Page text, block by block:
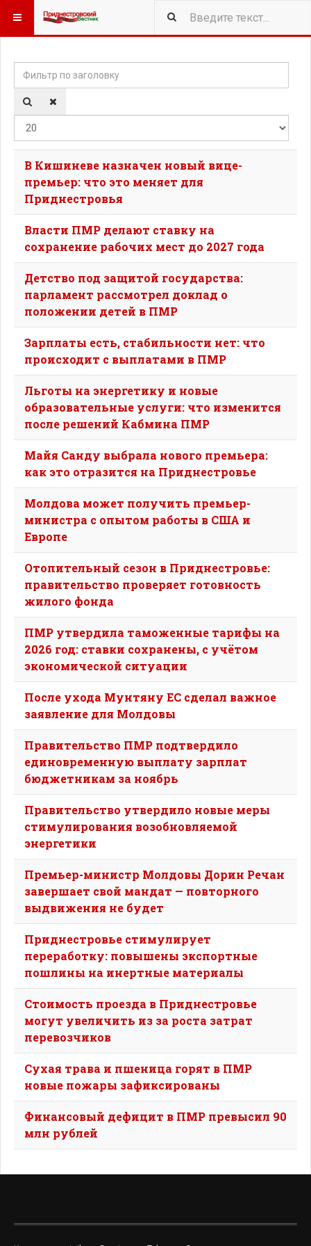
Фильтр по заголовку
В Кишиневе назначен новый вице-
премьер: что это меняет для
Приднестровья
Власти ПМР делают ставку на
сохранение рабочих мест до 2027 года
Детство под защитой государства:
парламент рассмотрел доклад о
положении детей в ПМР
Зарплаты есть, стабильности нет: что
происходит с выплатами в ПМР
Льготы на энергетику и новые
образовательные услуги: что изменится
после решений Кабмина ПМР
Майя Санду выбрала нового премьера:
как это отразится на Приднестровье
Молдова может получить премьер-
министра с опытом работы в США и
Европе
Отопительный сезон в Приднестровье:
правительство проверяет готовность
жилого фонда
ПМР утвердила таможенные тарифы на
2026 год: ставки сохранены, с учётом
экономической ситуации
После ухода Мунтяну ЕС сделал важное
заявление для Молдовы
Правительство ПМР подтвердило
единовременную выплату зарплат
бюджетникам за ноябрь
Правительство утвердило новые меры
стимулирования возобновляемой
энергетики
Премьер-министр Молдовы Дорин Речан
завершает свой мандат — повторного
выдвижения не будет
Приднестровье стимулирует
переработку: повышены экспортные
пошлины на инертные материалы
Стоимость проезда в Приднестровье
могут увеличить из за роста затрат
перевозчиков
Сухая трава и пшеница горят в ПМР
новые пожары зафиксированы
Финансовый дефицит в ПМР превысил 90
млн рублей